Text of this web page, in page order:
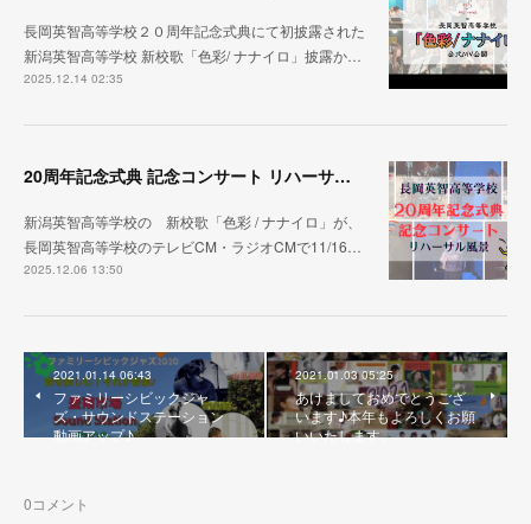
長岡英智高等学校２０周年記念式典にて初披露された
新潟英智高等学校 新校歌「色彩/ ナナイロ」披露か…
2025.12.14 02:35
20周年記念式典 記念コンサート リハーサル映像 公開
新潟英智高等学校の 新校歌「色彩 / ナナイロ」が、
長岡英智高等学校のテレビCM・ラジオCMで11/16…
2025.12.06 13:50
2021.01.14 06:43
ファミリーシビックジャ
ズ・サウンドステーション
動画アップ♪
2021.01.03 05:25
あけましておめでとうござ
います♪本年もよろしくお願
いいたします。
0コメント